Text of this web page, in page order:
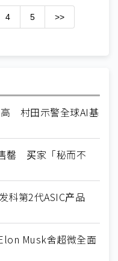
4 5 >>
高 村田示警全球AI基
罄 买家「秘而不
科第2代ASIC产品
Musk舍超微全面